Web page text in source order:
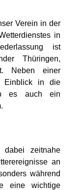
Verein in der
in
ist
Thüringen,
Neben einer
Einblick in die
es auch ein
dabei zeitnahe
an
während
eine wichtige